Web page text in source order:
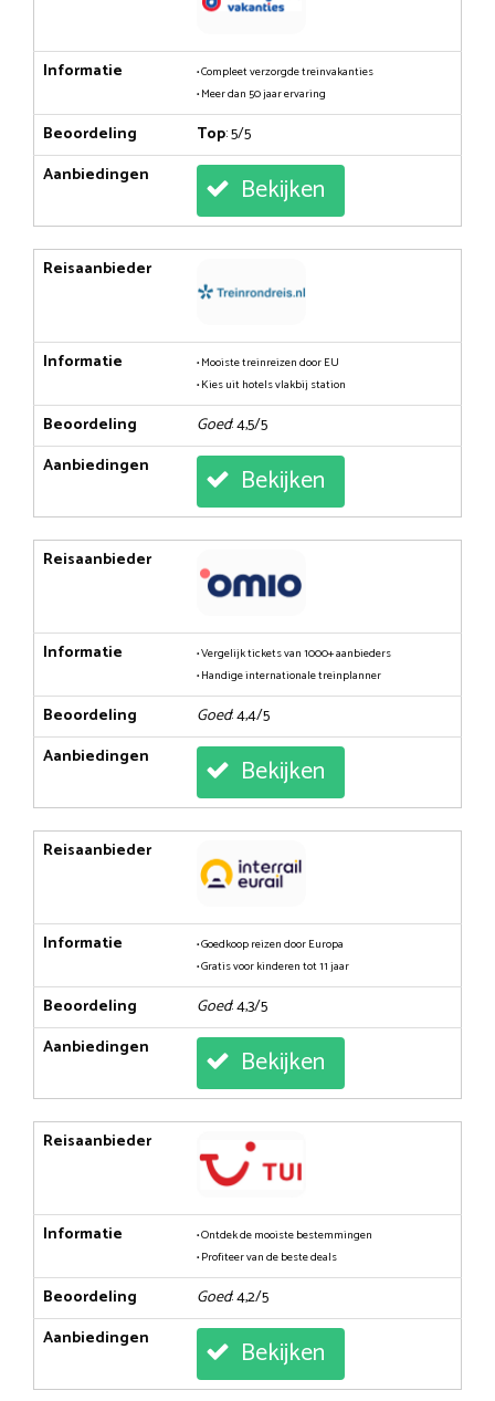
Informatie
• Compleet verzorgde treinvakanties
• Meer dan 50 jaar ervaring
Beoordeling Top: 5/5
Aanbiedingen
Bekijken
Reisaanbieder
Informatie
• Mooiste treinreizen door EU
• Kies uit hotels vlakbij station
Beoordeling Goed: 4,5/5
Aanbiedingen
Bekijken
Reisaanbieder
Informatie
• Vergelijk tickets van 1000+ aanbieders
• Handige internationale treinplanner
Beoordeling Goed: 4,4/5
Aanbiedingen
Bekijken
Reisaanbieder
Informatie
• Goedkoop reizen door Europa
• Gratis voor kinderen tot 11 jaar
Beoordeling Goed: 4,3/5
Aanbiedingen
Bekijken
Reisaanbieder
Informatie
• Ontdek de mooiste bestemmingen
• Profiteer van de beste deals
Beoordeling Goed: 4,2/5
Aanbiedingen
Bekijken